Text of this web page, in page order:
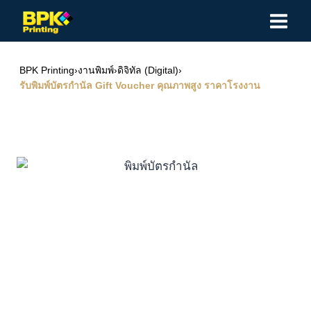
BPK Printing›งานพิมพ์›ดิจิทัล (Digital)›
รับพิมพ์บัตรกำนัล Gift Voucher คุณภาพสูง ราคาโรงงาน